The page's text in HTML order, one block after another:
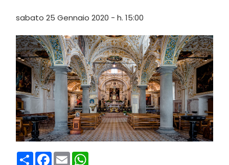
sabato 25 Gennaio 2020 - h. 15:00
CondividiFacebook
Email